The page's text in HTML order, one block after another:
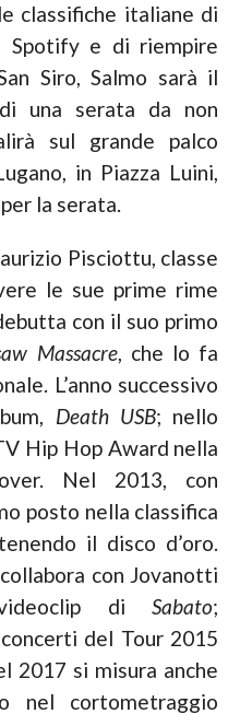
classifiche italiane di
Spotify e di riempire
Siro, Salmo sarà il
una serata da non
sul grande palco
in Piazza Luini,
la serata.
Pisciottu, classe
le sue prime rime
con il suo primo
Massacre, che lo fa
L’anno successivo
Death USB; nello
Hip Hop Award nella
Nel 2013, con
posto nella classifica
il disco d’oro.
con Jovanotti
diSabato;
del Tour 2015
2017 si misura anche
nel cortometraggio